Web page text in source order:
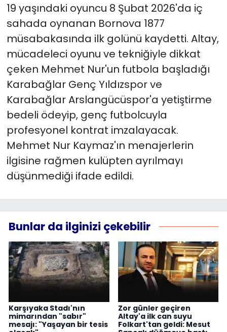
19 yaşındaki oyuncu 8 Şubat 2026'da iç
sahada oynanan Bornova 1877
müsabakasında ilk golünü kaydetti. Altay,
mücadeleci oyunu ve tekniğiyle dikkat
çeken Mehmet Nur'un futbola başladığı
Karabağlar Genç Yıldızspor ve
Karabağlar Arslangücüspor'a yetiştirme
bedeli ödeyip, genç futbolcuyla
profesyonel kontrat imzalayacak.
Mehmet Nur Kaymaz'ın menajerlerin
ilgisine rağmen kulüpten ayrılmayı
düşünmediği ifade edildi.
Bunlar da ilginizi çekebilir
Karşıyaka Stadı'nın
mimarından "sabır"
mesajı: "Yaşayan bir tesis
Zor günler geçiren
Altay'a ilk can suyu
Folkart'tan geldi: Mesut